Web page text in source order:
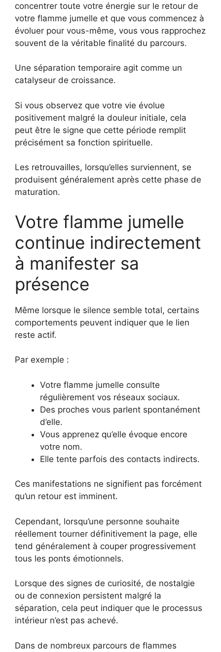
concentrer toute votre énergie sur le retour de
votre flamme jumelle et que vous commencez à
évoluer pour vous-même, vous vous rapprochez
souvent de la véritable finalité du parcours.
Une séparation temporaire agit comme un
catalyseur de croissance.
Si vous observez que votre vie évolue
positivement malgré la douleur initiale, cela
peut être le signe que cette période remplit
précisément sa fonction spirituelle.
Les retrouvailles, lorsqu’elles surviennent, se
produisent généralement après cette phase de
maturation.
Votre flamme jumelle
continue indirectement
à manifester sa
présence
Même lorsque le silence semble total, certains
comportements peuvent indiquer que le lien
reste actif.
Par exemple :
Votre flamme jumelle consulte
régulièrement vos réseaux sociaux.
Des proches vous parlent spontanément
d’elle.
Vous apprenez qu’elle évoque encore
votre nom.
Elle tente parfois des contacts indirects.
Ces manifestations ne signifient pas forcément
qu’un retour est imminent.
Cependant, lorsqu’une personne souhaite
réellement tourner définitivement la page, elle
tend généralement à couper progressivement
tous les ponts émotionnels.
Lorsque des signes de curiosité, de nostalgie
ou de connexion persistent malgré la
séparation, cela peut indiquer que le processus
intérieur n’est pas achevé.
Dans de nombreux parcours de flammes